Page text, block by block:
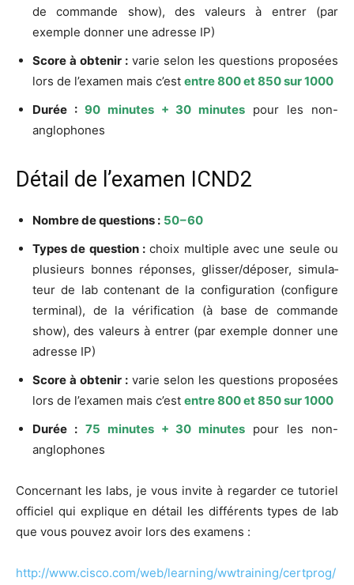
de com­mande show), des valeurs à entrer (par
exemple don­ner une adresse IP)
Score à obte­nir : varie selon les ques­tions pro­po­sées
lors de l’exa­men mais c’est entre 800 et 850 sur 1000
Durée : 90 minutes + 30 minutes pour les non-
anglophones
Détail de l’examen ICND2
Nombre de ques­tions : 50 – 60
Types de ques­tion : choix mul­tiple avec une seule ou
plu­sieurs bonnes réponses, glisser/déposer, simu­la­
teur de lab conte­nant de la confi­gu­ra­tion (confi­gure
ter­mi­nal), de la véri­fi­ca­tion (à base de com­mande
show), des valeurs à entrer (par exemple don­ner une
adresse IP)
Score à obte­nir : varie selon les ques­tions pro­po­sées
lors de l’exa­men mais c’est entre 800 et 850 sur 1000
Durée : 75 minutes + 30 minutes pour les non-
anglophones
Concer­nant les labs, je vous invite à regar­der ce tuto­riel
offi­ciel qui explique en détail les dif­fé­rents types de lab
que vous pou­vez avoir lors des examens :
http://www.cisco.com/web/learning/wwtraining/certprog/